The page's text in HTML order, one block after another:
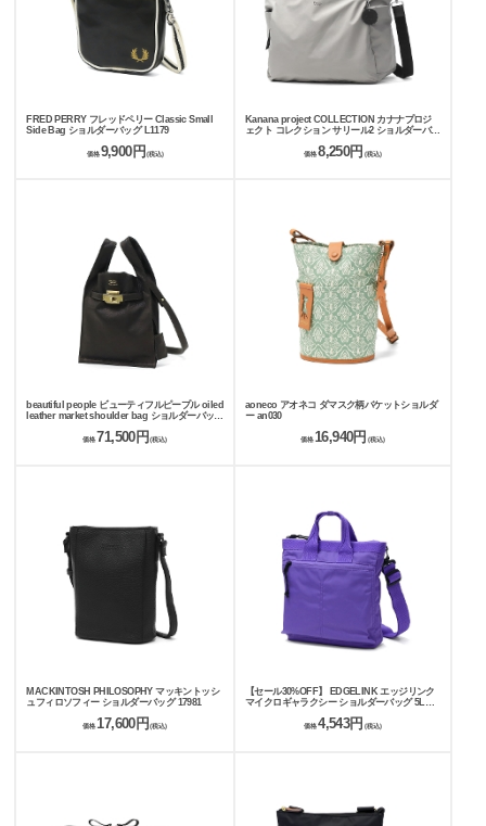
FRED PERRY フレッドペリー Classic Small
Side Bag ショルダーバッグ L1179
価格 9,900円(税込)
Kanana project COLLECTION カナナプロジ
ェクト コレクション サリール2 ショルダーバッ
価格8,250円 (税込)
beautiful people ビューティフルピープル oiled
leather market shoulder bag ショルダーバッグ
価格 71,500円 (税込)
aoneco アオネコ ダマスク柄バケットショルダ
ー an030
価格16,940円 (税込)
MACKINTOSH PHILOSOPHY マッキントッシ
ュフィロソフィー ショルダーバッグ 17981
価格 17,600円(税込)
【セール30%OFF】 EDGELINK エッジリンク
マイクロギャラクシー ショルダーバッグ 5L
価格4,543円 (税込)